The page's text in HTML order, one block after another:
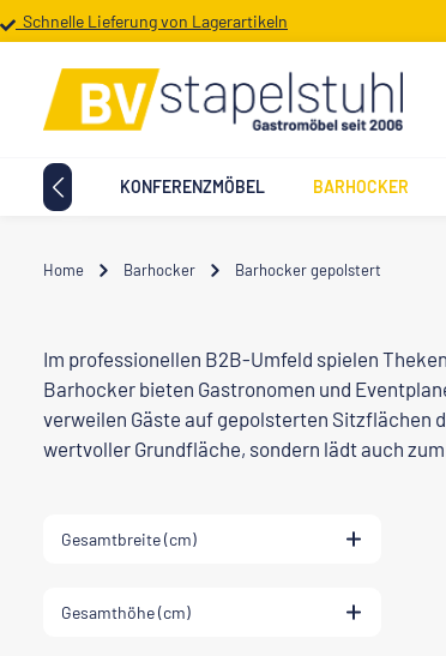
Hauptinhalt springen
Zur Suche springen
Zur Hauptnavigation springen
Schnelle Lieferung von Lagerartikeln
KONFERENZMÖBEL BARHOCKER
Home Barhocker Barhocker gepolstert
Im professionellen B2B-Umfeld spielen
Barhocker bieten Gastronomen und
verweilen Gäste auf gepolsterten Sitzflächen
wertvoller Grundfläche, sondern lädt auch
Gesamtbreite (cm)
Gesamthöhe (cm)